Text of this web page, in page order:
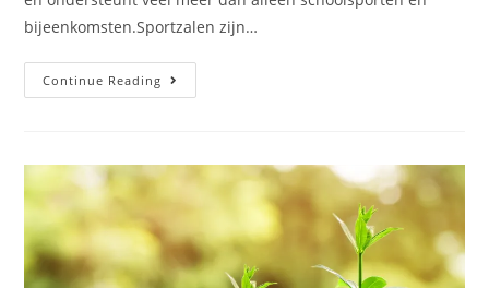
bijeenkomsten.Sportzalen zijn…
Continue Reading